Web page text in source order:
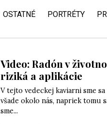
OSTATNÉ PORTRÉTY
Video: Radón v
riziká a aplikácie
V tejto vedeckej kaviarni sme
všade okolo nás, napriek tomu
sme...